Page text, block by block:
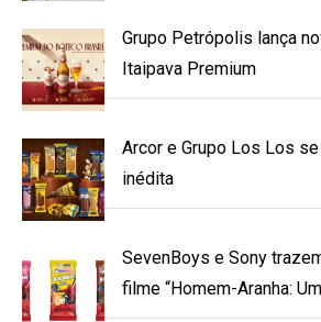
Grupo Petrópolis lança
Itaipava Premium
Arcor e Grupo Los Los
inédita
SevenBoys e Sony
filme “Homem-Aranha: